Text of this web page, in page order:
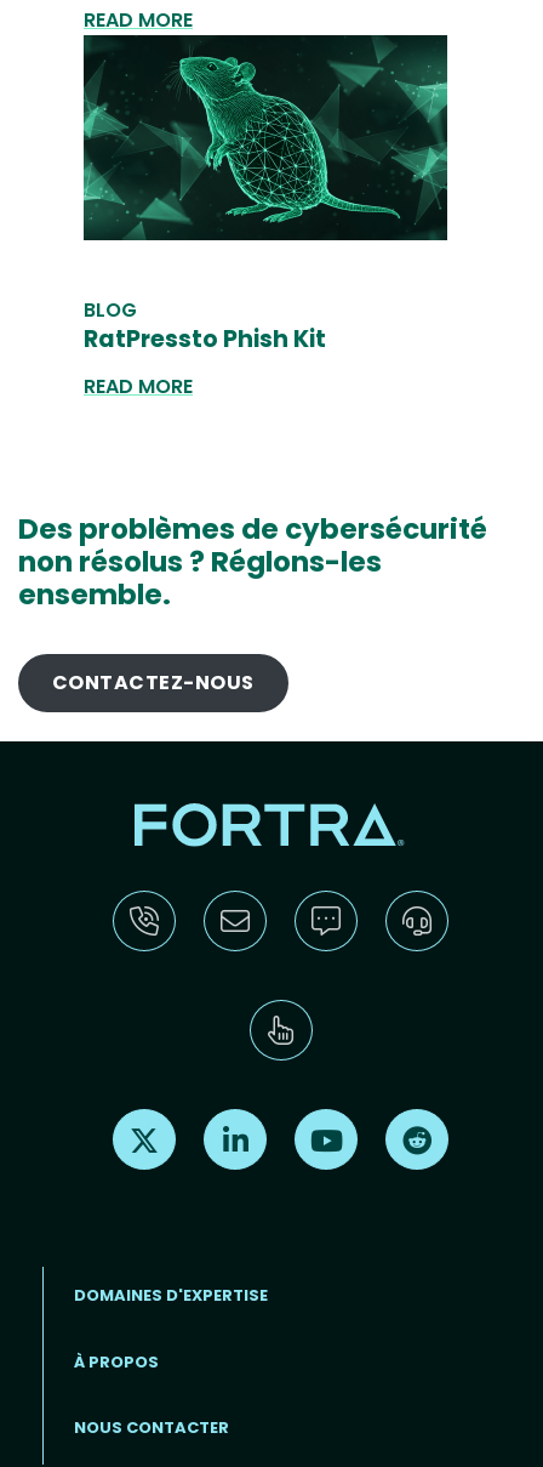
READ MORE
BLOG
RatPressto Phish Kit
READ MORE
Des problèmes de cybersécurité
non résolus ? Réglons-les
ensemble.
CONTACTEZ-NOUS
Find us on X Find us on LinkedInFind us on Youtube
DOMAINES D'EXPERTISE
À PROPOS
NOUS CONTACTER